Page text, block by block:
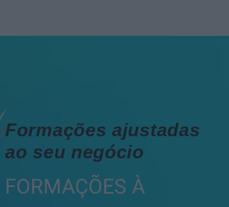
Formações ajustadas
ao seu negócio
FORMAÇÕES À